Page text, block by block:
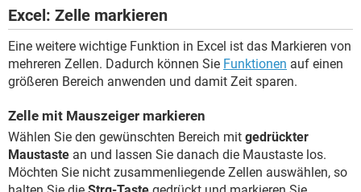
Excel: Zelle markieren
Eine weitere wichtige Funktion in Excel ist das Markieren von
mehreren Zellen. Dadurch können Sie Funktionen auf einen
größeren Bereich anwenden und damit Zeit sparen.
Zelle mit Mauszeiger markieren
Wählen Sie den gewünschten Bereich mit gedrückter
Maustaste an und lassen Sie danach die Maustaste los.
Möchten Sie nicht zusammenliegende Zellen auswählen, so